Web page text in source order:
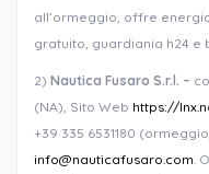
all’ormeggio, offre
gratuito, guardiania h24 e
2) Nautica Fusaro S.r.l. –
(NA), Sito Web https://
+39 335 6531180
info@nauticafusaro.com .